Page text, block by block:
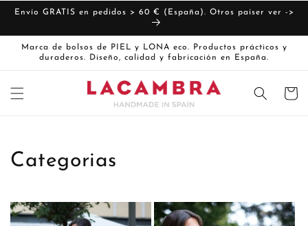
directamente
Envío GRATIS en pedidos > 60 € (España). Otros paíser ver ->
Marca de bolsos de PIEL y LONA eco. Productos prácticos y
duraderos. Diseño, calidad y fabricación en España.
Carrito
Categorias